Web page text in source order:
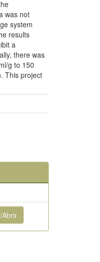
was not
system
results
a
there was
g to 150
This project
Abrir